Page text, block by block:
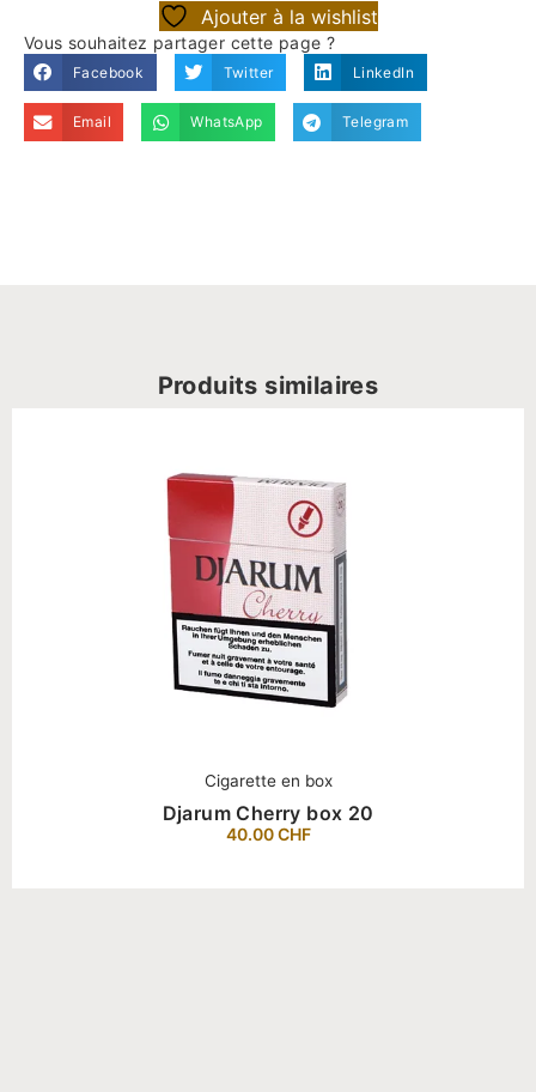
Ajouter à la wishlist
Vous souhaitez partager cette page ?
Facebook Twitter LinkedIn
Email WhatsApp Telegram
Produits similaires
Cigarette en box
Djarum Cherry box 20
40.00CHF